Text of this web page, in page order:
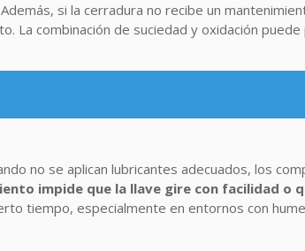
Además, si la cerradura no recibe un
La combinación de suciedad y oxidación
no se aplican lubricantes adecuados, los
impide que la llave gire con facilidad o
tiempo, especialmente en entornos con